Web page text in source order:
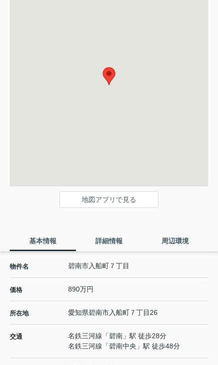
地図アプリで見る
基本情報 詳細情報 周辺環境
物件名 碧南市入船町７丁目
価格 890万円
所在地 愛知県碧南市入船町 ７丁目26
交通 名鉄三河線 「碧南 」駅 徒歩28分
名鉄三河線 「碧南中央 」駅 徒歩48分